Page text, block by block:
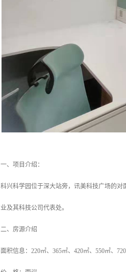
一、项目介绍：
科兴科学园位于深大站旁，讯美科技广场的
业及其科技公司代表处。
二、房源介绍
面积信息：220㎡、365㎡、420㎡、550㎡、720